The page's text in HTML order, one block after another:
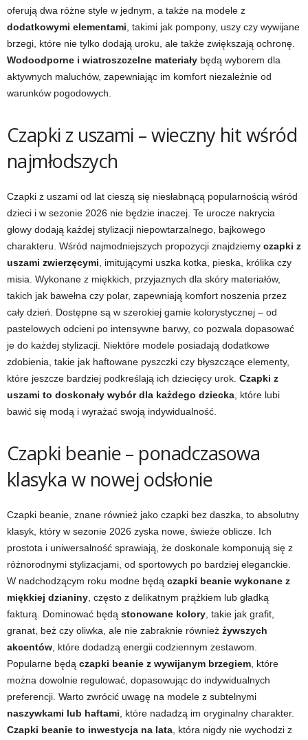
oferują dwa różne style w jednym, a także na modele z
dodatkowymi elementami , takimi jak pompony, uszy czy wywijane
brzegi, które nie tylko dodają uroku, ale także zwiększają ochronę.
Wodoodporne i wiatroszczelne materiały będą wyborem dla
aktywnych maluchów, zapewniając im komfort niezależnie od
warunków pogodowych.
Czapki z uszami – wieczny hit wśród
najmłodszych
Czapki z uszami od lat cieszą się niesłabnącą popularnością wśród
dzieci i w sezonie 2026 nie będzie inaczej. Te urocze nakrycia
głowy dodają każdej stylizacji niepowtarzalnego, bajkowego
charakteru. Wśród najmodniejszych propozycji znajdziemy czapki z
uszami zwierzęcymi , imitującymi uszka kotka, pieska, królika czy
misia. Wykonane z miękkich, przyjaznych dla skóry materiałów,
takich jak bawełna czy polar, zapewniają komfort noszenia przez
cały dzień. Dostępne są w szerokiej gamie kolorystycznej – od
pastelowych odcieni po intensywne barwy, co pozwala dopasować
je do każdej stylizacji. Niektóre modele posiadają dodatkowe
zdobienia, takie jak haftowane pyszczki czy błyszczące elementy,
które jeszcze bardziej podkreślają ich dziecięcy urok. Czapki z
uszami to doskonały wybór dla każdego dziecka , które lubi
bawić się modą i wyrażać swoją indywidualność.
Czapki beanie – ponadczasowa
klasyka w nowej odsłonie
Czapki beanie, znane również jako czapki bez daszka, to absolutny
klasyk, który w sezonie 2026 zyska nowe, świeże oblicze. Ich
prostota i uniwersalność sprawiają, że doskonale komponują się z
różnorodnymi stylizacjami, od sportowych po bardziej eleganckie.
W nadchodzącym roku modne będą czapki beanie wykonane z
miękkiej dzianiny , często z delikatnym prążkiem lub gładką
fakturą. Dominować będą stonowane kolory , takie jak grafit,
granat, beż czy oliwka, ale nie zabraknie również żywszych
akcentów , które dodadzą energii codziennym zestawom.
Popularne będą czapki beanie z wywijanym brzegiem , które
można dowolnie regulować, dopasowując do indywidualnych
preferencji. Warto zwrócić uwagę na modele z subtelnymi
naszywkami lub haftami , które nadadzą im oryginalny charakter.
Czapki beanie to inwestycja na lata , która nigdy nie wychodzi z